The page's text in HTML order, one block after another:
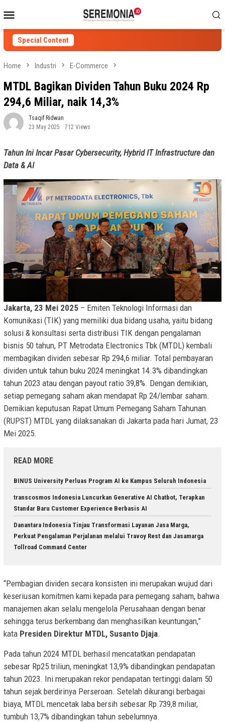
to
contentMenu
Special Content
Home Industri E-Commerce
MTDL Bagikan Dividen Tahun Buku 2024 Rp
294,6 Miliar, naik 14,3%
Tsaqif Ridwan
23 May 2025
712 Views
Tahun Ini Incar Pasar Cybersecurity, Hybrid IT Infrastructure dan
Data & AI
Jakarta, 23 Mei 2025 – Emiten Teknologi Informasi dan
Komunikasi (TIK) yang memiliki dua bidang usaha, yaitu bidang
solusi & konsultasi serta distribusi TIK dengan pengalaman
bisnis 50 tahun, PT Metrodata Electronics Tbk (MTDL) kembali
membagikan dividen sebesar Rp 294,6 miliar. Total pembayaran
dividen untuk tahun buku 2024 meningkat 14.3% dibandingkan
tahun 2023 atau dengan payout ratio 39,8%. Dengan demikian,
setiap pemegang saham akan mendapat Rp 24/lembar saham.
Demikian keputusan Rapat Umum Pemegang Saham Tahunan
(RUPST) MTDL yang dilaksanakan di Jakarta pada hari Jumat, 23
Mei 2025.
READ MORE
BINUS University Perluas Program AI ke Kampus Seluruh Indonesia
transcosmos Indonesia Luncurkan Generative AI Chatbot, Terapkan
Standar Baru Customer Experience Berbasis AI
Danantara Indonesia Tinjau Transformasi Layanan Jasa Marga,
Perkuat Pengalaman Perjalanan melalui Travoy Rest dan Jasamarga
Tollroad Command Center
“Pembagian dividen secara konsisten ini merupakan wujud dari
keseriusan komitmen kami kepada para pemegang saham, bahwa
manajemen akan selalu mengelola Perusahaan dengan benar
sehingga terus berkembang dan menghasilkan keuntungan,”
kata Presiden Direktur MTDL, Susanto Djaja.
Pada tahun 2024 MTDL berhasil mencatatkan pendapatan
sebesar Rp25 triliun, meningkat 13,9% dibandingkan pendapatan
tahun 2023. Ini merupakan rekor pendapatan tertinggi dalam 50
tahun sejak berdirinya Perseroan. Setelah dikurangi berbagai
biaya, MTDL mencetak laba bersih sebesar Rp 739,8 miliar,
tumbuh 13,7% dibandingkan tahun sebelumnya.